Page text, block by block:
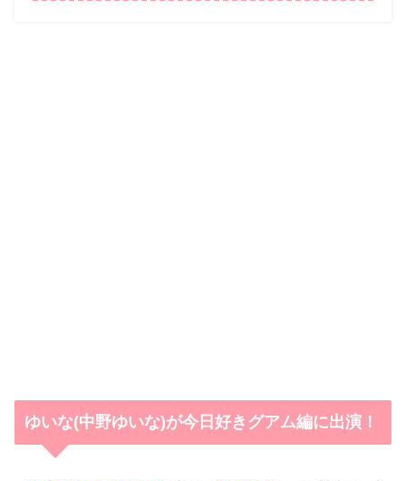
ゆいな(中野ゆいな)が今日好きグアム編に出演！